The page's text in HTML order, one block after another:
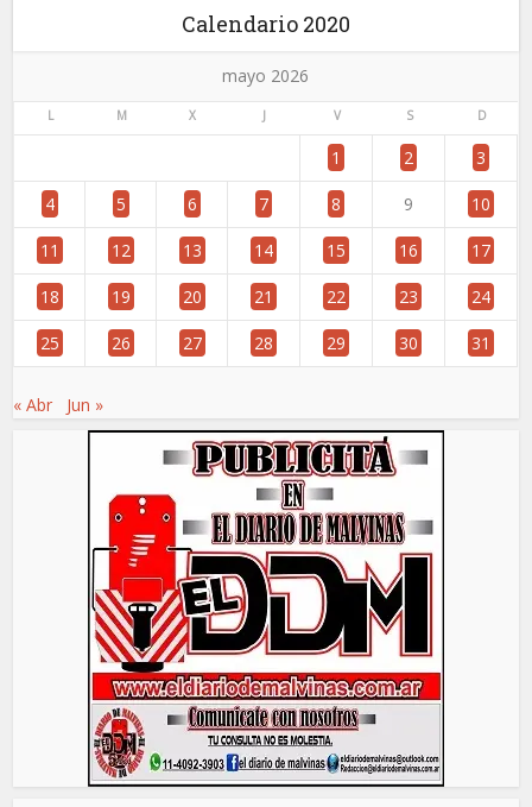
Calendario 2020
mayo 2026
L M X J V S D
1 2 3
4 5 6 7 8 9 10
11 12 13 14 15 16 17
18 19 20 21 22 23 24
25 26 27 28 29 30 31
« Abr Jun »